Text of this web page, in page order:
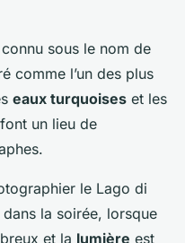
sous le nom de
comme l’un des plus
eaux turquoises et les
un lieu de
le Lago di
la soirée, lorsque
et la lumière est